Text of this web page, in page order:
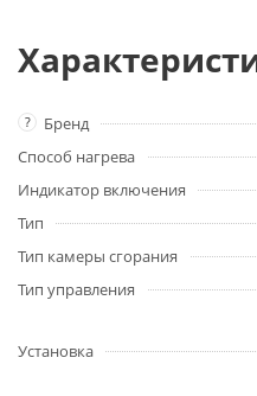
? Бренд
Способ нагрева
Индикатор включения
Тип
Тип камеры сгорания
Тип управления
Установка